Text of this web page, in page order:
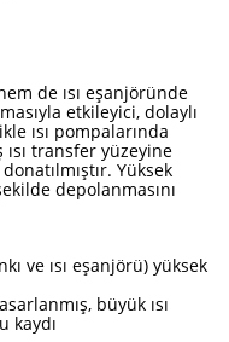
de ısı eşanjöründe
etkileyici, dolaylı
ısı pompalarında
transfer yüzeyine
Yüksek
depolanmasını
ve ısı eşanjörü) yüksek
büyük ısı
kaydı